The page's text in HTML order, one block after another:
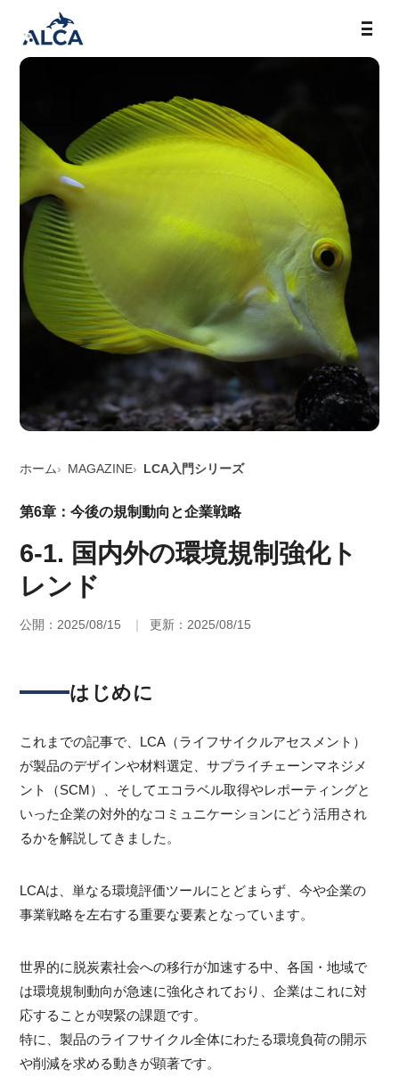
ホーム MAGAZINE LCA入門シリーズ
第6章：今後の規制動向と企業戦略
6-1. 国内外の環境規制強化ト
レンド
公開：2025/08/15 更新：2025/08/15
はじめに
これまでの記事で、LCA（ライフサイクルアセスメント）
が製品のデザインや材料選定、サプライチェーンマネジメ
ント（SCM）、そしてエコラベル取得やレポーティングと
いった企業の対外的なコミュニケーションにどう活用され
るかを解説してきました。
LCAは、単なる環境評価ツールにとどまらず、今や企業の
事業戦略を左右する重要な要素となっています。
世界的に脱炭素社会への移行が加速する中、各国・地域で
は環境規制動向が急速に強化されており、企業はこれに対
応することが喫緊の課題です。
特に、製品のライフサイクル全体にわたる環境負荷の開示
や削減を求める動きが顕著です。